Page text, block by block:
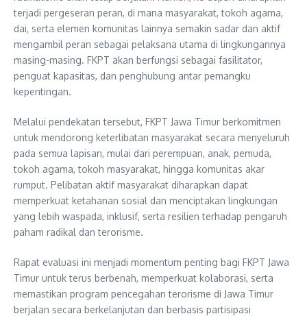
terjadi pergeseran peran, di mana masyarakat, tokoh agama,
dai, serta elemen komunitas lainnya semakin sadar dan aktif
mengambil peran sebagai pelaksana utama di lingkungannya
masing-masing. FKPT akan berfungsi sebagai fasilitator,
penguat kapasitas, dan penghubung antar pemangku
kepentingan.
Melalui pendekatan tersebut, FKPT Jawa Timur berkomitmen
untuk mendorong keterlibatan masyarakat secara menyeluruh
pada semua lapisan, mulai dari perempuan, anak, pemuda,
tokoh agama, tokoh masyarakat, hingga komunitas akar
rumput. Pelibatan aktif masyarakat diharapkan dapat
memperkuat ketahanan sosial dan menciptakan lingkungan
yang lebih waspada, inklusif, serta resilien terhadap pengaruh
paham radikal dan terorisme.
Rapat evaluasi ini menjadi momentum penting bagi FKPT Jawa
Timur untuk terus berbenah, memperkuat kolaborasi, serta
memastikan program pencegahan terorisme di Jawa Timur
berjalan secara berkelanjutan dan berbasis partisipasi